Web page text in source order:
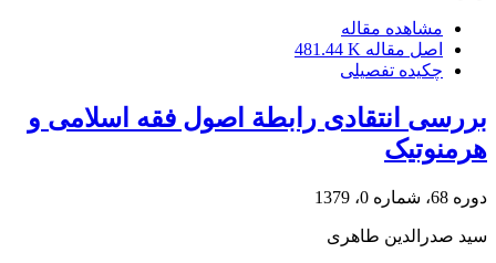
مشاهده مقاله
اصل مقاله 481.44 K
چکیده تفصیلی
بررسی انتقادی رابطة اصول فقه اسلامی و
هرمنوتیک
دوره 68، شماره 0، 1379
سید صدرالدین طاهری